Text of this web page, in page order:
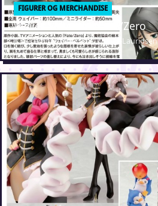
FIGURER OG MERCHANDISE
Waver Velvet fra Fate/Zero
6. december 2012 · Erik Weber-Lauridsen